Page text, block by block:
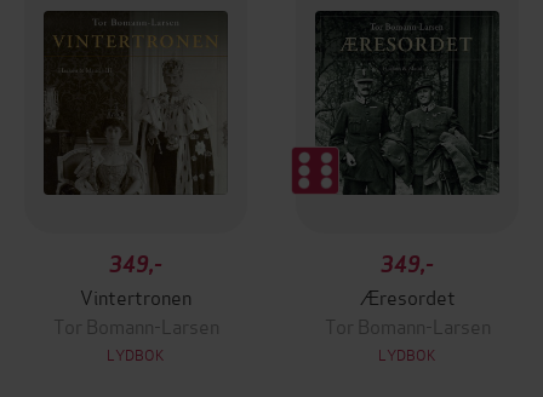
349,-
Vintertronen
Tor Bomann-Larsen
LYDBOK
349,-
Æresordet
Tor Bomann-Larsen
LYDBOK